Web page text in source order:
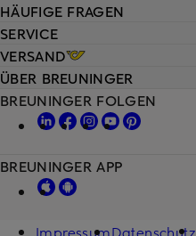
HÄUFIGE FRAGEN
SERVICE
VERSAND
ÜBER BREUNINGER
BREUNINGER FOLGEN
BREUNINGER APP
ImpressumDatenschutz